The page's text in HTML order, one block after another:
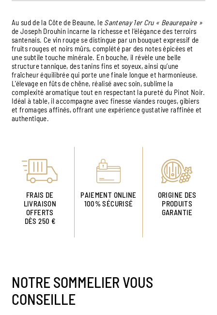
Au sud de la Côte de Beaune, le Santenay 1er Cru « Beaurepaire »
de Joseph Drouhin incarne la richesse et l’élégance des terroirs
santenais. Ce vin rouge se distingue par un bouquet expressif de
fruits rouges et noirs mûrs, complété par des notes épicées et
une subtile touche minérale. En bouche, il révèle une belle
structure tannique, des tanins fins et soyeux, ainsi qu’une
fraîcheur équilibrée qui porte une finale longue et harmonieuse.
L’élevage en fûts de chêne, réalisé avec soin, sublime la
complexité aromatique tout en respectant la pureté du Pinot Noir.
Idéal à table, il accompagne avec finesse viandes rouges, gibiers
et fromages affinés, offrant une expérience gustative raffinée et
authentique.
FRAIS DE
LIVRAISON
OFFERTS
DÈS 250 €
PAIEMENT ONLINE
100% SÉCURISÉ
ORIGINE DES
PRODUITS
GARANTIE
NOTRE SOMMELIER VOUS
CONSEILLE